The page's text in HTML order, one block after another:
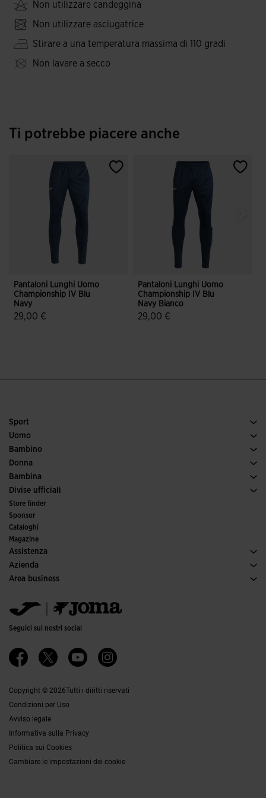
Non utilizzare candeggina
Non utilizzare asciugatrice
Stirare a una temperatura massima di 110 gradi
Non lavare a secco
Ti potrebbe piacere anche
Pantaloni Lunghi Uomo
Championship IV Blu
Navy
29,00 €
Pantaloni Lunghi Uomo
Championship IV Blu
Navy Bianco
29,00 €
Sport
Tennis
Calcio
Running
Trail running
Uomo
Scarpe uomo
Sport
Bambino
Vedi tutto abbigliamento bambino
Donna
Abbigliamento donna
Sport
Bambina
Vedi tutto abbigliamento bambina
Divise ufficiali
Calcio
Calcio a 5
Comitati e federazioni
Edizioni speciali
Store finder
Sponsor
Cataloghi
Magazine
Assistenza
Condizioni per gli acquisti
Trasporti e consegna
FAQs
Azienda
Storia
Canale etico
Responsabilità aziendale
Lavora con noi
Canale Etico
Area business
Jomanet
Area Marketing
Contatti
Seguici sui nostri social
Copyright © 2026Tutti i diritti riservati
Condizioni per Uso
Avviso legale
Informativa sulla Privacy
Politica sui Cookies
Cambiare le impostazioni dei cookie